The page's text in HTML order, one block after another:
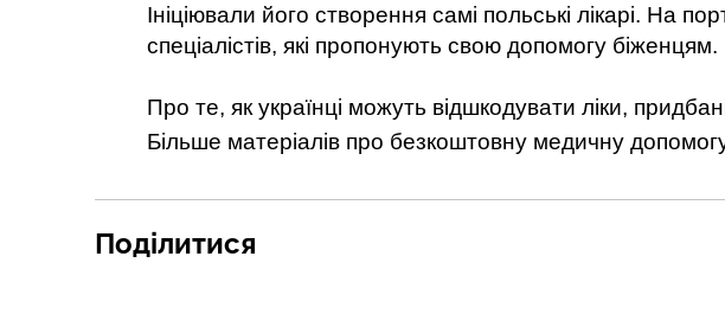
Ініціювали його створення самі польські лікарі. На
спеціалістів, які пропонують свою допомогу біженцям.
Про те, як українці можуть відшкодувати ліки,
Більше матеріалів про безкоштовну медичну
Поділитися